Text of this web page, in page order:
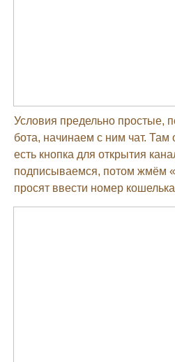
Условия предельно простые,
бота, начинаем с ним чат. Там
есть кнопка для открытия
подписываемся, потом жмём
просят ввести номер